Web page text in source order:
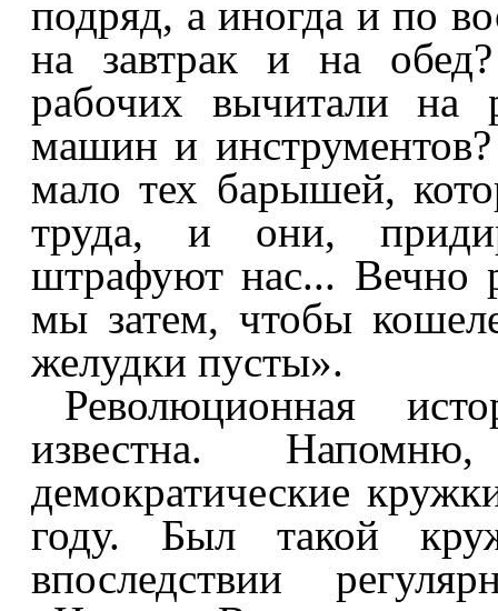
подряд, а иногда и по
на завтрак и на
рабочих вычитали на
машин и
мало тех барышей,
труда, и они,
штрафуют нас... Вечно
мы затем, чтобы
желудки пусты».
Революционная
известна.
демократические
году. Был такой
впоследствии